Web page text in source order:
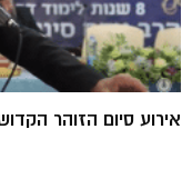
אירוע סיום הזוהר